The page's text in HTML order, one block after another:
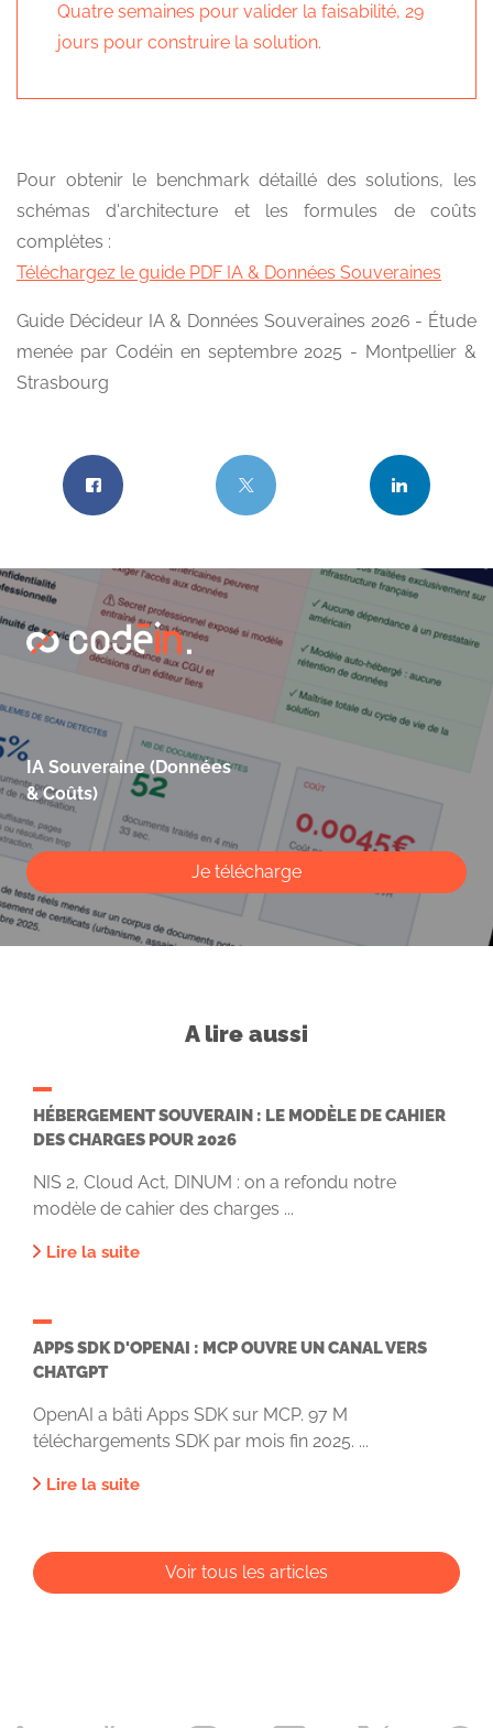
Quatre semaines pour valider la faisabilité, 29
jours pour construire la solution.
Pour obtenir le benchmark détaillé des solutions, les
schémas d'architecture et les formules de coûts
complètes :
Téléchargez le guide PDF IA & Données Souveraines
Guide Décideur IA & Données Souveraines 2026 - Étude
menée par Codéin en septembre 2025 - Montpellier &
Strasbourg
IA Souveraine (Données
& Coûts)
Je télécharge
A lire aussi
HÉBERGEMENT SOUVERAIN : LE MODÈLE DE CAHIER
DES CHARGES POUR 2026
NIS 2, Cloud Act, DINUM : on a refondu notre
modèle de cahier des charges ...
Lire la suite
APPS SDK D'OPENAI : MCP OUVRE UN CANAL VERS
CHATGPT
OpenAI a bâti Apps SDK sur MCP. 97 M
téléchargements SDK par mois fin 2025. ...
Lire la suite
Voir tous les articles